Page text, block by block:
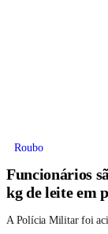
Roubo
Funcionários
kg de leite em
A Polícia Militar foi